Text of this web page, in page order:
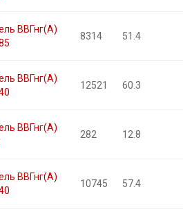
ВВГнг(А)
8314 51.4
ВВГнг(А)
12521 60.3
ВВГнг(А)
282 12.8
ВВГнг(А)
10745 57.4